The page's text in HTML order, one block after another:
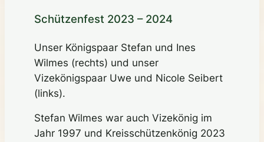
Schützenfest 2023 – 2024
Unser Königspaar Stefan und Ines
Wilmes (rechts) und unser
Vizekönigspaar Uwe und Nicole Seibert
(links).
Stefan Wilmes war auch Vizekönig im
Jahr 1997 und Kreisschützenkönig 2023